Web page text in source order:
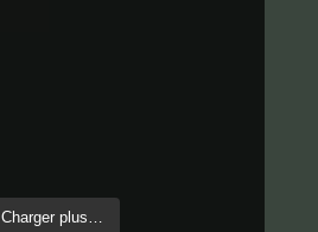
Charger plus…